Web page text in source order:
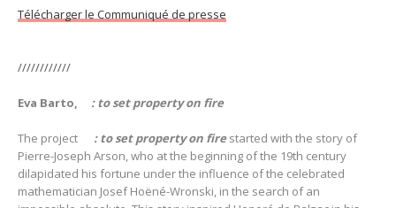
Télécharger le Communiqué de presse
////////////
Eva Barto, : to set property on fire
The project : to set property on firestarted with the story of
Pierre-Joseph Arson, who at the beginning of the 19th century
dilapidated his fortune under the influence of the celebrated
mathematician Josef Hoëné-Wronski, in the search of an